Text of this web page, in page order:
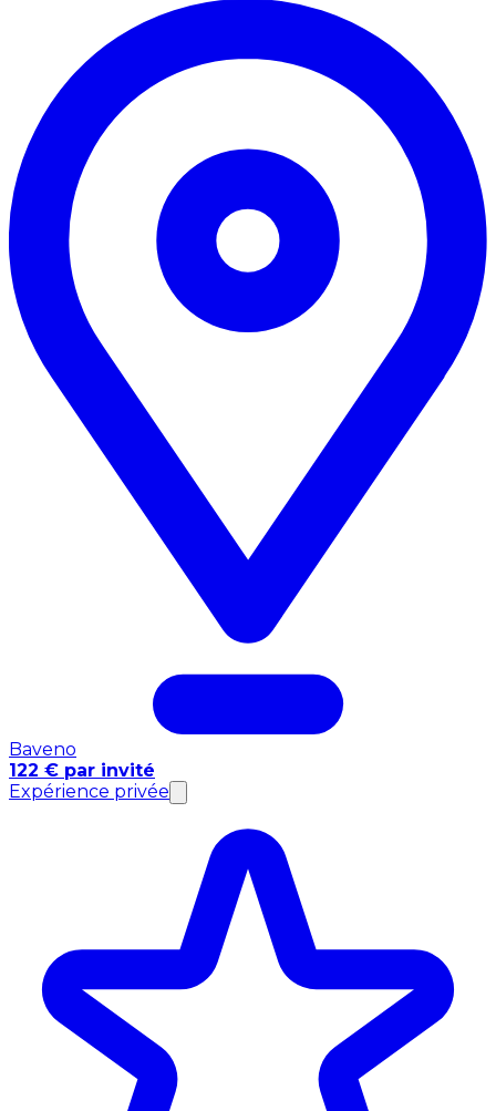
Baveno
122 € par invité
Expérience privée